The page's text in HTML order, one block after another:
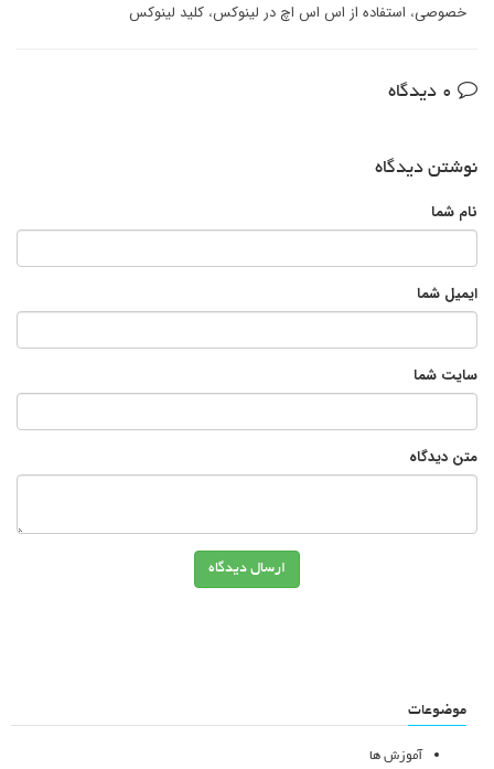
خصوصی، استفاده از اس اس اچ در لینوکس، کلید لینوکس
نوشتن دیدگاه
نام شما
ایمیل شما
سایت شما
متن دیدگاه
ارسال دیدگاه
موضوعات
آموزش ها